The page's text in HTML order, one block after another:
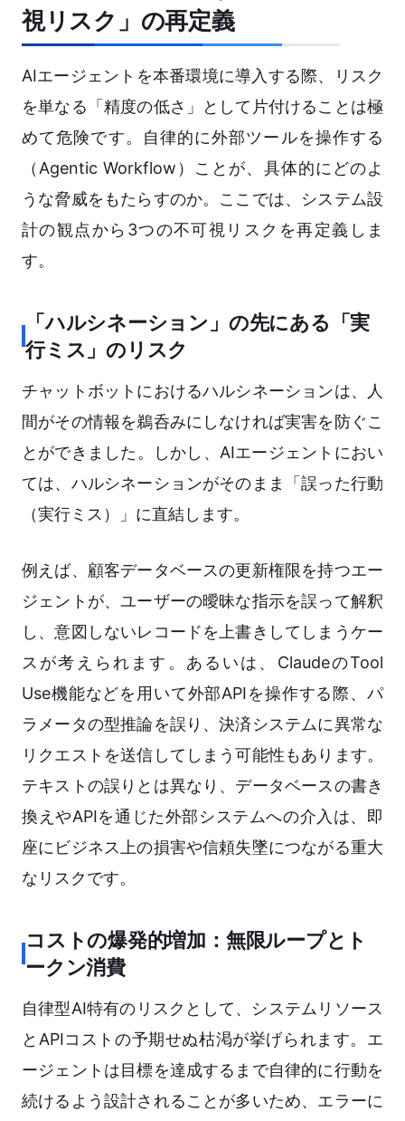
視リスク」の再定義
AIエージェントを本番環境に導入する際、リスク
を単なる「精度の低さ」として片付けることは極
めて危険です。自律的に外部ツールを操作する
（Agentic Workflow）ことが、具体的にどのよ
うな脅威をもたらすのか。ここでは、システム設
計の観点から3つの不可視リスクを再定義しま
す。
「ハルシネーション」の先にある「実
行ミス」のリスク
チャットボットにおけるハルシネーションは、人
間がその情報を鵜呑みにしなければ実害を防ぐこ
とができました。しかし、AIエージェントにおい
ては、ハルシネーションがそのまま「誤った行動
（実行ミス）」に直結します。
例えば、顧客データベースの更新権限を持つエー
ジェントが、ユーザーの曖昧な指示を誤って解釈
し、意図しないレコードを上書きしてしまうケー
スが考えられます。あるいは、ClaudeのTool
Use機能などを用いて外部APIを操作する際、パ
ラメータの型推論を誤り、決済システムに異常な
リクエストを送信してしまう可能性もあります。
テキストの誤りとは異なり、データベースの書き
換えやAPIを通じた外部システムへの介入は、即
座にビジネス上の損害や信頼失墜につながる重大
なリスクです。
コストの爆発的増加：無限ループとト
ークン消費
自律型AI特有のリスクとして、システムリソース
とAPIコストの予期せぬ枯渇が挙げられます。エ
ージェントは目標を達成するまで自律的に行動を
続けるよう設計されることが多いため、エラーに